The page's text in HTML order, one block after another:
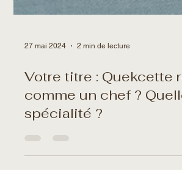
Votre titre : Quekcette
comme un chef ?